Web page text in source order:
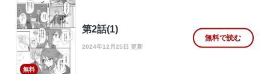
無料
第2話(1)
2024年12月25日 更新
無料で読む